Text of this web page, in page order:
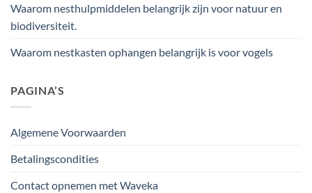
Waarom nesthulpmiddelen belangrijk zijn voor natuur en
biodiversiteit.
Waarom nestkasten ophangen belangrijk is voor vogels
PAGINA’S
Algemene Voorwaarden
Betalingscondities
Contact opnemen met Waveka